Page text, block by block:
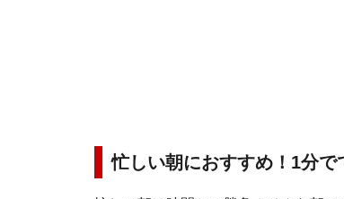
忙しい朝におすすめ！1分